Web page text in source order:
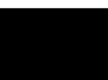
cư, nhóm mua
OA)